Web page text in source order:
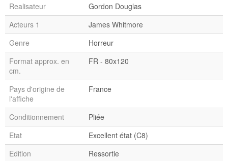
Realisateur
Gordon Douglas
Acteurs 1
James Whitmore
Genre
Horreur
Format approx. en
cm.
FR - 80x120
Pays d'origine de
l'affiche
France
Conditionnement
Pliée
Etat
Excellent état (C8)
Edition
Ressortie